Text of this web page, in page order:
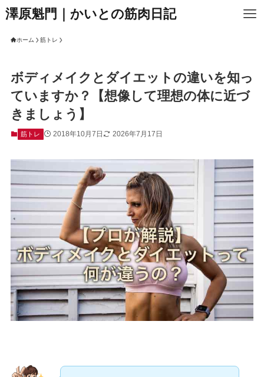
澤原魁門｜かいとの筋肉日記
ホーム 筋トレ
ボディメイクとダイエットの違いを知っ
ていますか？【想像して理想の体に近づ
きましょう】
筋トレ 2018年10月7日 2026年7月17日